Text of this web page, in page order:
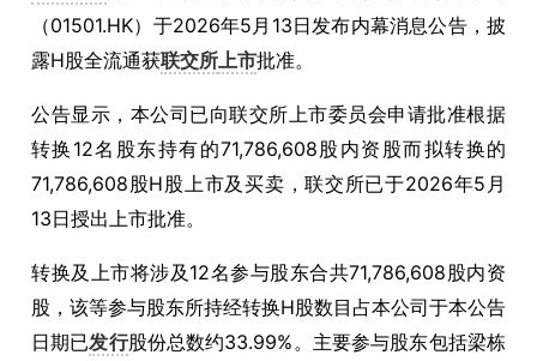
（01501.HK）于2026年5月13日发布内幕消息公告，披
露H股全流通获联交所上市批准。
公告显示，本公司已向联交所上市委员会申请批准根据
转换12名股东持有的71,786,608股内资股而拟转换的
71,786,608股H股上市及买卖，联交所已于2026年5月
13日授出上市批准。
转换及上市将涉及12名参与股东合共71,786,608股内资
股，该等参与股东所持经转换H股数目占本公司于本公告
日期已发行股份总数约33.99%。主要参与股东包括梁栋